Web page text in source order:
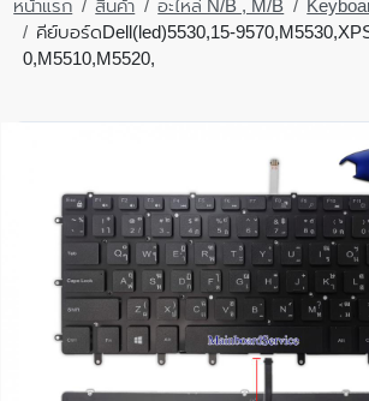
หน้าแรก สินค้า อะไหล่ N/B , M/B
คีย์บอร์ดDell(led)5530,15-
0,M5510,M5520,